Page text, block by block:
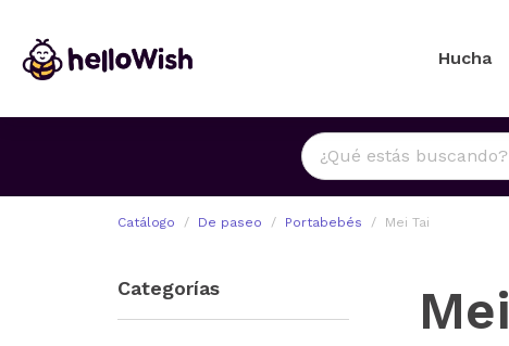
Hucha
Catálogo De paseo Portabebés Mei Tai
Categorías